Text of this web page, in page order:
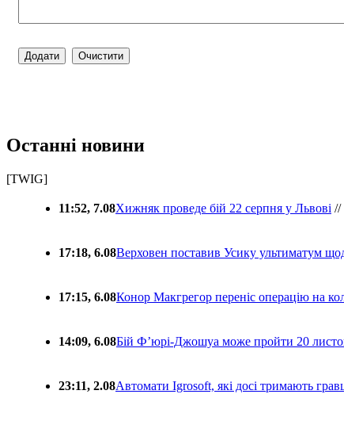
Останні новини
[TWIG]
11:52, 7.08Хижняк проведе бій 22 серпня у Львові //
17:18, 6.08Верховен поставив Усику ультиматум
17:15, 6.08Конор Макгрегор переніс операцію на
14:09, 6.08Бій Ф’юрі-Джошуа може пройти 20
23:11, 2.08Автомати Igrosoft, які досі тримають